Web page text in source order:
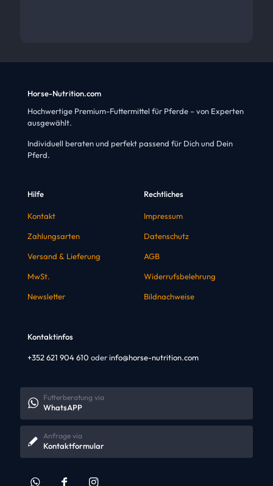
Horse-Nutrition.com
Hochwertige Premium-Futtermittel für Pferde – von Experten
ausgewählt.
Individuell beraten und perfekt passend für Dich und Dein
Pferd.
Hilfe
Kontakt
Zahlungsarten
Versand & Lieferung
MwSt.
Newsletter
Rechtliches
Impressum
Datenschutz
AGB
Widerrufsbelehrung
Bildnachweise
Kontaktinfos
+352 621 904 610 oderinfo@horse-nutrition.com
WhatsAPP
Futterberatung via
Kontaktformular
Anfrage via